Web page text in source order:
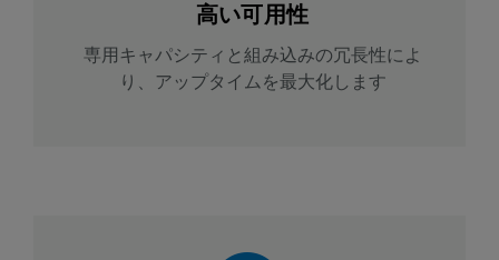
高い可用性
専用キャパシティと組み込みの冗長性によ
り、アップタイムを最大化します